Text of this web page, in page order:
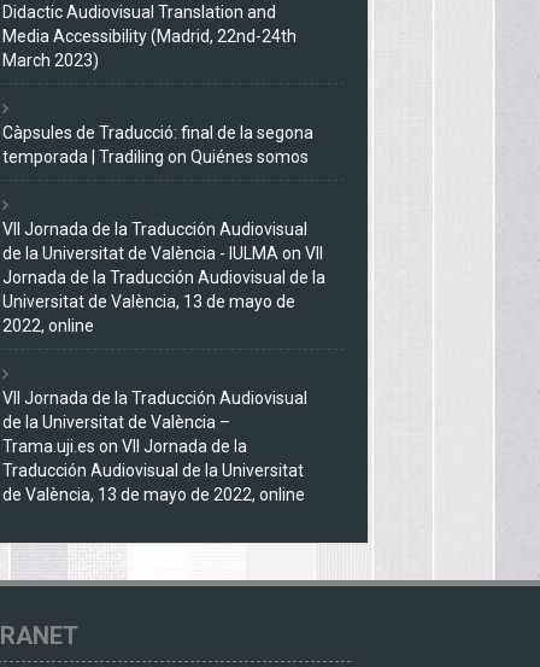
Didactic Audiovisual Translation and
Media Accessibility (Madrid, 22nd-24th
March 2023)
Càpsules de Traducció: final de la segona
temporada | Tradiling on Quiénes somos
VII Jornada de la Traducción Audiovisual
de la Universitat de València - IULMAon VII
Jornada de la Traducción Audiovisual de la
Universitat de València, 13 de mayo de
2022, online
VII Jornada de la Traducción Audiovisual
de la Universitat de València –
Trama.uji.es on VII Jornada de la
Traducción Audiovisual de la Universitat
de València, 13 de mayo de 2022, online